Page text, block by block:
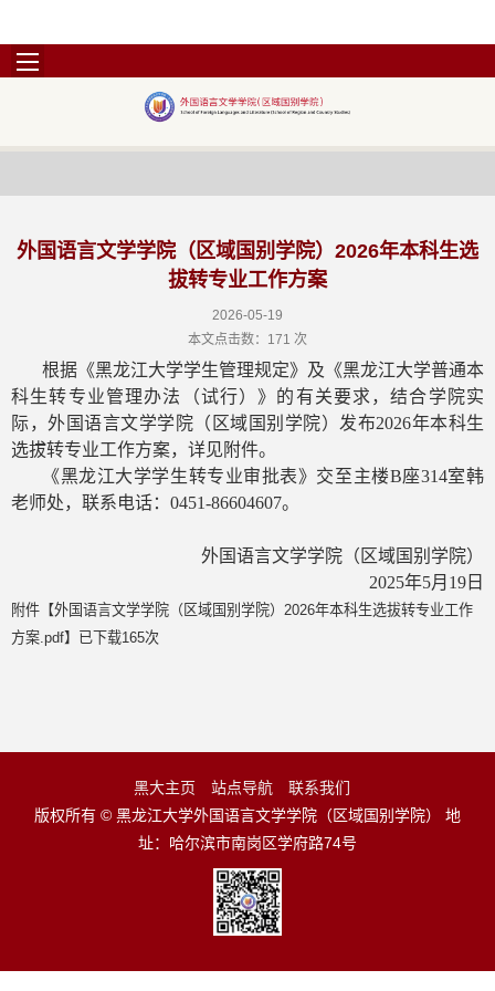
外国语言文学学院（区域国别学院）2026年本科生选
拔转专业工作方案
2026-05-19
本文点击数： 171 次
根据《黑龙江大学学生管理规定》及《黑龙江大学普通本
科生转专业管理办法（试行）》的有关要求，结合学院实
际，外国语言文学学院（区域国别学院）发布2026年本科生
选拔转专业工作方案，详见附件。
《黑龙江大学学生转专业审批表》交至主楼B座314室韩
老师处，联系电话：0451-86604607。
外国语言文学学院（区域国别学院）
2025年5月19日
附件【外国语言文学学院（区域国别学院）2026年本科生选拔转专业工作
方案.pdf】已下载165次
黑大主页 站点导航
联系我们
版权所有 © 黑龙江大学外国语言文学学院（区域国别学院） 地
址：哈尔滨市南岗区学府路74号